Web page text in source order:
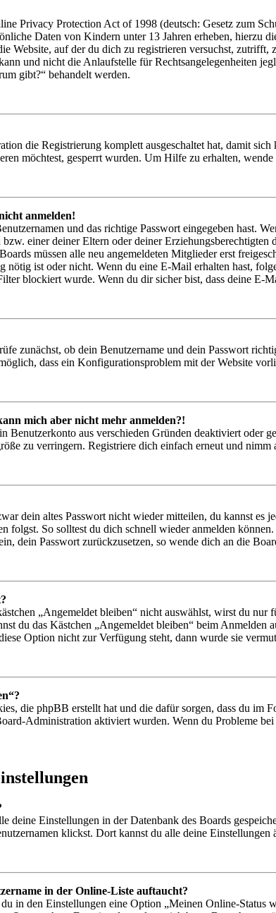
Privacy Protection Act of 1998 (deutsch: Gesetz zum
Daten von Kindern unter 13 Jahren erheben, hierzu
Website, auf der du dich zu registrieren versuchst,
und nicht die Anlaufstelle für Rechtsangelegenheiten
gibt?“ behandelt werden.
die Registrierung komplett ausgeschaltet hat, damit
möchtest, gesperrt wurden. Um Hilfe zu erhalten,
anmelden!
und das richtige Passwort eingegeben hast.
bzw. einer deiner Eltern oder deiner
müssen alle neu angemeldeten Mitglieder erst
ist oder nicht. Wenn du eine E-Mail erhalten hast,
blockiert wurde. Wenn du dir sicher bist, dass deine E-
zunächst, ob dein Benutzername und dein Passwort
dass ein Konfigurationsproblem mit der Website
mich aber nicht mehr anmelden?!
Benutzerkonto aus verschieden Gründen deaktiviert
zu verringern. Registriere dich einfach erneut und
dein altes Passwort nicht wieder mitteilen, du kannst es
folgst. So solltest du dich schnell wieder anmelden können.
dein Passwort zurückzusetzen, so wende dich an die
„Angemeldet bleiben“ nicht auswählst, wirst du
du das Kästchen „Angemeldet bleiben“ beim
Option nicht zur Verfügung steht, dann wurde sie
die phpBB erstellt hat und die dafür sorgen, dass du
Administration aktiviert wurden. Wenn du Probleme
deine Einstellungen in der Datenbank des Boards
klickst. Dort kannst du alle deine Einstellungen
in der Online-Liste auftaucht?
in den Einstellungen eine Option „Meinen Online-